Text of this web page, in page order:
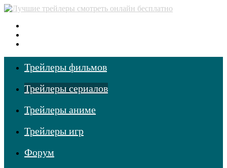
Трейлеры фильмов
Трейлеры сериалов
Трейлеры аниме
Трейлеры игр
Форум